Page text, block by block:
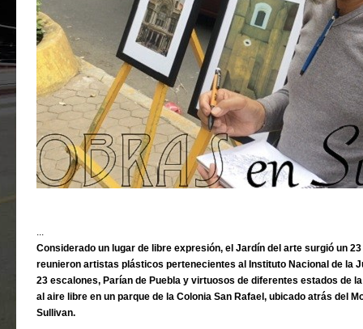
...
Considerado un lugar de libre expresión, el Jardín del arte surgió un
reunieron artistas plásticos pertenecientes al Instituto Nacional de la
23 escalones, Parían de Puebla y virtuosos de diferentes estados de
al aire libre en un parque de la Colonia San Rafael, ubicado atrás del
Sullivan.